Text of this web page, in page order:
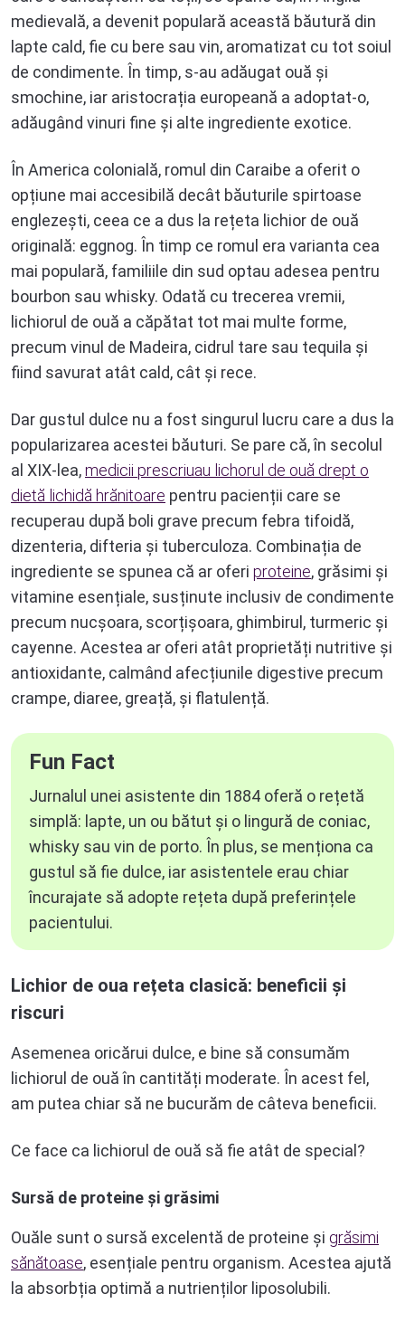
medievală, a devenit populară această băutură din
lapte cald, fie cu bere sau vin, aromatizat cu tot soiul
de condimente. În timp, s-au adăugat ouă și
smochine, iar aristocrația europeană a adoptat-o,
adăugând vinuri fine și alte ingrediente exotice.
În America colonială, romul din Caraibe a oferit o
opțiune mai accesibilă decât băuturile spirtoase
englezești, ceea ce a dus la rețeta lichior de ouă
originală: eggnog. În timp ce romul era varianta cea
mai populară, familiile din sud optau adesea pentru
bourbon sau whisky. Odată cu trecerea vremii,
lichiorul de ouă a căpătat tot mai multe forme,
precum vinul de Madeira, cidrul tare sau tequila și
fiind savurat atât cald, cât și rece.
Dar gustul dulce nu a fost singurul lucru care a dus la
popularizarea acestei băuturi. Se pare că, în secolul
al XIX-lea,medicii prescriuau lichorul de ouă drept o
dietă lichidă hrănitoare pentru pacienții care se
recuperau după boli grave precum febra tifoidă,
dizenteria, difteria și tuberculoza. Combinația de
ingrediente se spunea că ar oferi proteine, grăsimi și
vitamine esențiale, susținute inclusiv de condimente
precum nucșoara, scorțișoara, ghimbirul, turmeric și
cayenne. Acestea ar oferi atât proprietăți nutritive și
antioxidante, calmând afecțiunile digestive precum
crampe, diaree, greață, și flatulență.
Fun Fact
Jurnalul unei asistente din 1884 oferă o rețetă
simplă: lapte, un ou bătut și o lingură de coniac,
whisky sau vin de porto. În plus, se menționa ca
gustul să fie dulce, iar asistentele erau chiar
încurajate să adopte rețeta după preferințele
pacientului.
Lichior de oua rețeta clasică: beneficii și
riscuri
Asemenea oricărui dulce, e bine să consumăm
lichiorul de ouă în cantități moderate. În acest fel,
am putea chiar să ne bucurăm de câteva beneficii.
Ce face ca lichiorul de ouă să fie atât de special?
Sursă de proteine și grăsimi
Ouăle sunt o sursă excelentă de proteine și grăsimi
sănătoase, esențiale pentru organism. Acestea ajută
la absorbția optimă a nutrienților liposolubili.